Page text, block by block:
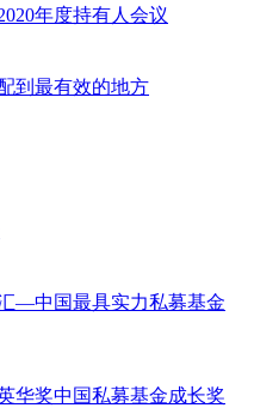
年度持有人会议
到最有效的地方
—中国最具实力私募基金
华奖中国私募基金成长奖